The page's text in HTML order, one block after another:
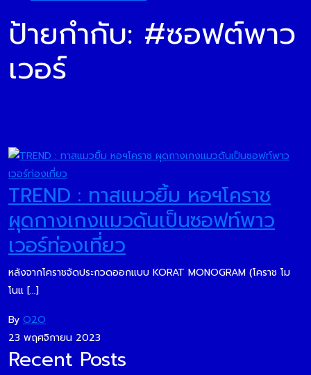
ป้ายกำกับ: #ซอฟต์พาว
เวอร์
TREND : ทาสแมวยิ้ม หอฯโคราช
ผุดกางเกงแมวดันเป็นซอฟท์พาว
เวอร์ท่องเที่ยว
หลังจากโคราชจัดประกวดออกแบบ KORAT MONOGRAM (โคราช โม
โนแ […]
By O2O
23 พฤศจิกายน 2023
Recent Posts